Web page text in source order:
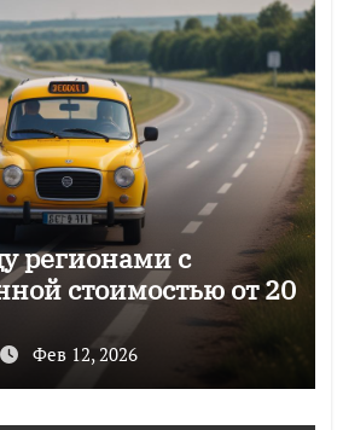
регионами с
стоимостью от 20
Фев 12, 2026